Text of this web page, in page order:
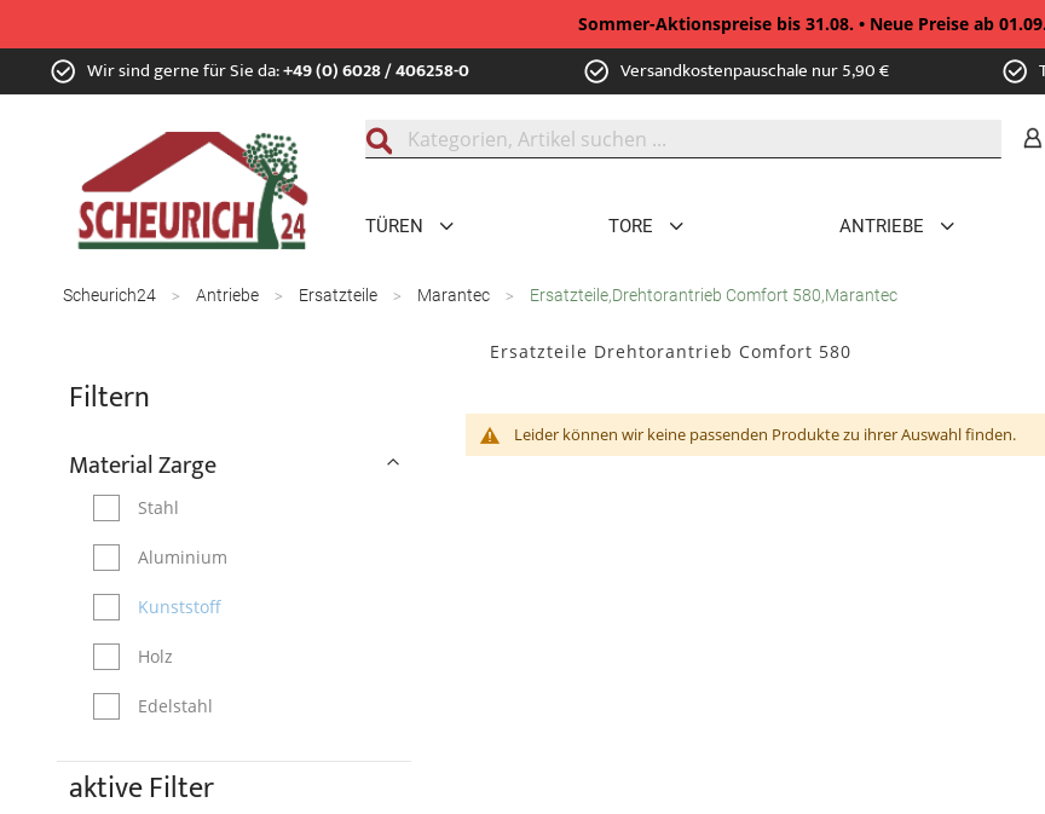
Sommer-Aktionspreise bis 31.08. • Neue Preise ab
Zum
Inhalt Wir sind gerne für Sie da:+49 (0) 6028 / 406258-0 Versandkostenpauschale nur 5,90 €
TÜREN TORE ANTRIEBE
Scheurich24 Antriebe Ersatzteile Marantec Ersatzteile,Drehtorantrieb Comfort 580,Marantec
Ersatzteile Drehtorantrieb Comfort 580
Leider können wir keine passenden Produkte zu ihrer Auswahl finden.
aktive Filter
Filtern
Material Zarge
Stahl
Aluminium
Kunststoff
Holz
Edelstahl